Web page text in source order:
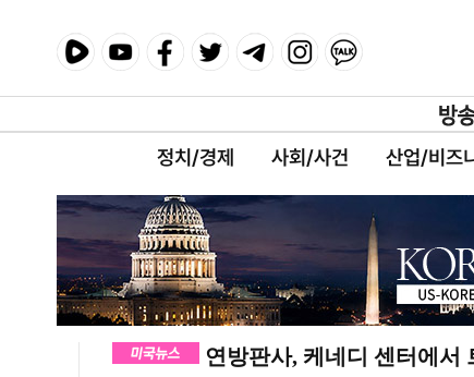
정치/경제 사회/사건 산업/비즈
연방판사, 케네디 센터에서